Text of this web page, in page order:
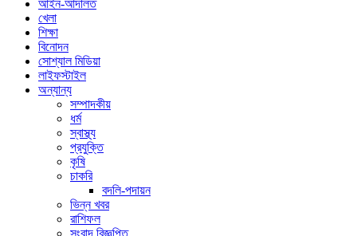
আইন-আদালত
খেলা
শিক্ষা
বিনোদন
সোশ্যাল মিডিয়া
লাইফস্টাইল
অন্যান্য
সম্পাদকীয়
ধর্ম
স্বাস্থ্য
প্রযুক্তি
কৃষি
চাকরি
বদলি-পদায়ন
ভিন্ন খবর
রাশিফল
সংবাদ বিজ্ঞপ্তি